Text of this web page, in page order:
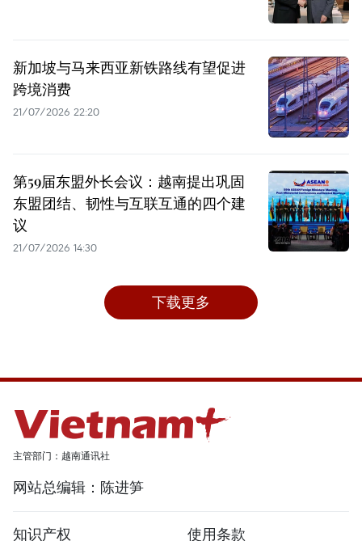
新加坡与马来西亚新铁路线有望促进
跨境消费
21/07/2026 22:20
第59届东盟外长会议：越南提出巩固
东盟团结、韧性与互联互通的四个建
议
21/07/2026 14:30
下载更多
主管部门：越南通讯社
网站总编辑：陈进笋
知识产权 使用条款